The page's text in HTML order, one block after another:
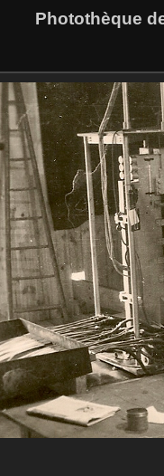
Photothèque